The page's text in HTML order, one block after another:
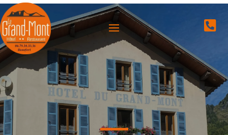
